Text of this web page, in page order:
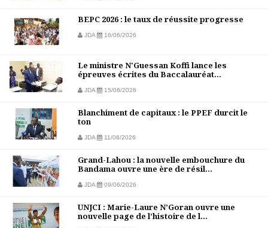
BEPC 2026 : le taux de réussite progresse
JDA 16/06/2026
Le ministre N'Guessan Koffi lance les
épreuves écrites du Baccalauréat...
JDA 15/06/2026
Blanchiment de capitaux : le PPEF durcit le
ton
JDA 11/06/2026
Grand-Lahou : la nouvelle embouchure du
Bandama ouvre une ère de résil...
JDA 09/06/2026
UNJCI : Marie-Laure N’Goran ouvre une
nouvelle page de l’histoire de l...